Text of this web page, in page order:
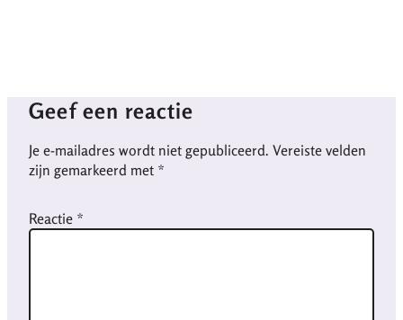
Geef een reactie
Je e-mailadres wordt niet gepubliceerd. Vereiste velden
zijn gemarkeerd met *
Reactie *